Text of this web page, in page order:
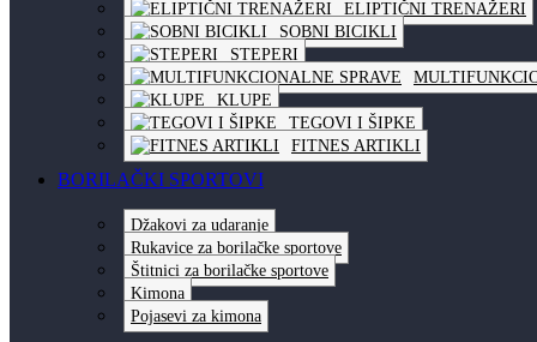
ELIPTIČNI TRENAŽERI
SOBNI BICIKLI
STEPERI
KLUPE
TEGOVI I ŠIPKE
FITNES ARTIKLI
BORILAČKI SPORTOVI
Džakovi za udaranje
Rukavice za borilačke sportove
Štitnici za borilačke sportove
Kimona
Pojasevi za kimona